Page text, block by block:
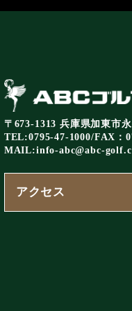
〒673-1313 兵庫県加東市
TEL:0795-47-1000/FAX：
MAIL:info-abc@abc-
アクセス